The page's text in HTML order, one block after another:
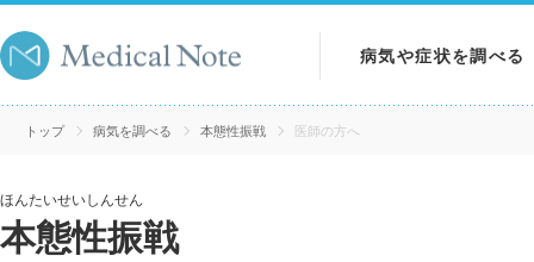
病気や症状を調べる
病気を調べる
トップ 病気を調べる 本態性振戦 医師の方へ
ほんたいせいしんせん
本態性振戦